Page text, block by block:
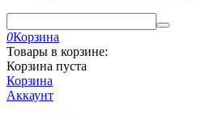
0Корзина
Товары в корзине:
Корзина пуста
Корзина
Аккаунт